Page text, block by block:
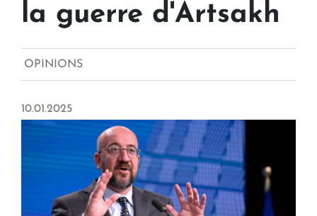
la guerre d'Artsakh
OPINIONS
10.01.2025